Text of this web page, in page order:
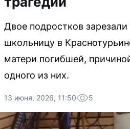
Двое подростков
школьницу в
матери погибшей,
одного из них.
13 июня, 2026, 11:50 5